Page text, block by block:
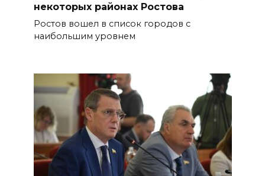
некоторых районах Ростова
Ростов вошел в список городов с
наибольшим уровнем